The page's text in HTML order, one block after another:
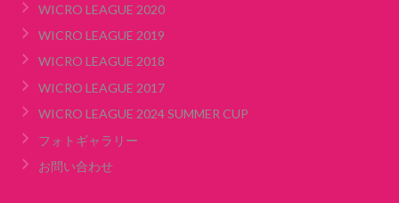
WICRO LEAGUE 2020
WICRO LEAGUE 2019
WICRO LEAGUE 2018
WICRO LEAGUE 2017
WICRO LEAGUE 2024 SUMMER CUP
フォトギャラリー
お問い合わせ